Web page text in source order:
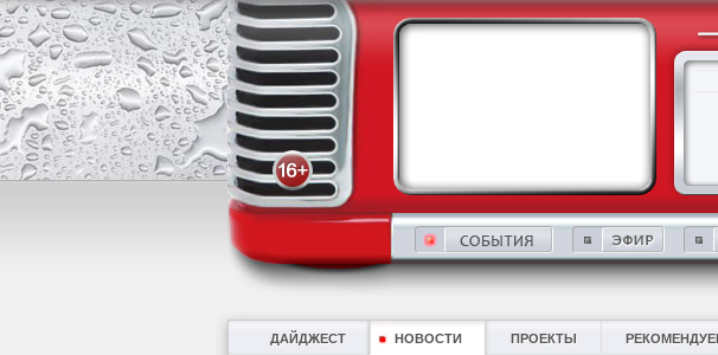
ДАЙДЖЕСТ НОВОСТИ ПРОЕКТЫ